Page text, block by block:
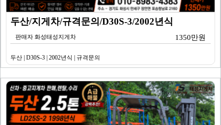
두산/지게차/규격문의/D30S-3/2002년식
판매자 화성태성지게차 1350만원
두산 | D30S-3 | 2002년식 | 규격문의